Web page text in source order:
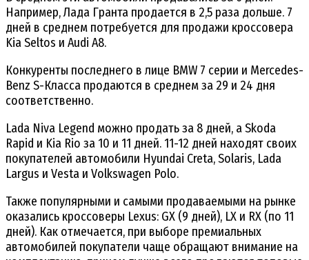
Например, Лада Гранта продается в 2,5 раза дольше. 7
дней в среднем потребуется для продажи кроссовера
Kia Seltos и Audi A8.
Конкуренты последнего в лице BMW 7 серии и Mercedes-
Benz S-Класса продаются в среднем за 29 и 24 дня
соответственно.
Lada Niva Legend можно продать за 8 дней, а Skoda
Rapid и Kia Rio за 10 и 11 дней. 11-12 дней находят своих
покупателей автомобили Hyundai Creta, Solaris, Lada
Largus и Vesta и Volkswagen Polo.
Также популярными и самыми продаваемыми на рынке
оказались кроссоверы Lexus: GX (9 дней), LX и RX (по 11
дней). Как отмечается, при выборе премиальных
автомобилей покупатели чаще обращают внимание на